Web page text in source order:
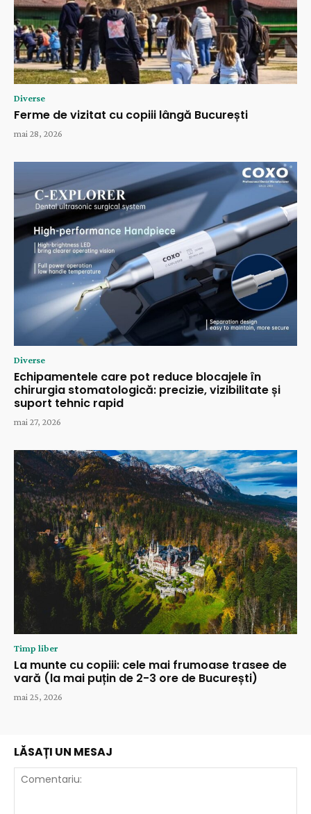
Diverse
Ferme de vizitat cu copiii lângă București
mai 28, 2026
Diverse
Echipamentele care pot reduce blocajele în
chirurgia stomatologică: precizie, vizibilitate și
suport tehnic rapid
mai 27, 2026
Timp liber
La munte cu copiii: cele mai frumoase trasee de
vară (la mai puțin de 2-3 ore de București)
mai 25, 2026
LĂSAȚI UN MESAJ